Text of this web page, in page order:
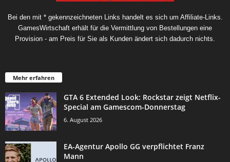
Bei den mit * gekennzeichneten Links handelt es sich um Affiliate-Links.
GamesWirtschaft erhält für die Vermittlung von Bestellungen eine
Provision - am Preis für Sie als Kunden ändert sich dadurch nichts.
Mehr erfahren
GTA 6 Extended Look: Rockstar zeigt Netflix-
Special am Gamescom-Donnerstag
6. August 2026
EA-Agentur Apollo GG verpflichtet Franz
Mann